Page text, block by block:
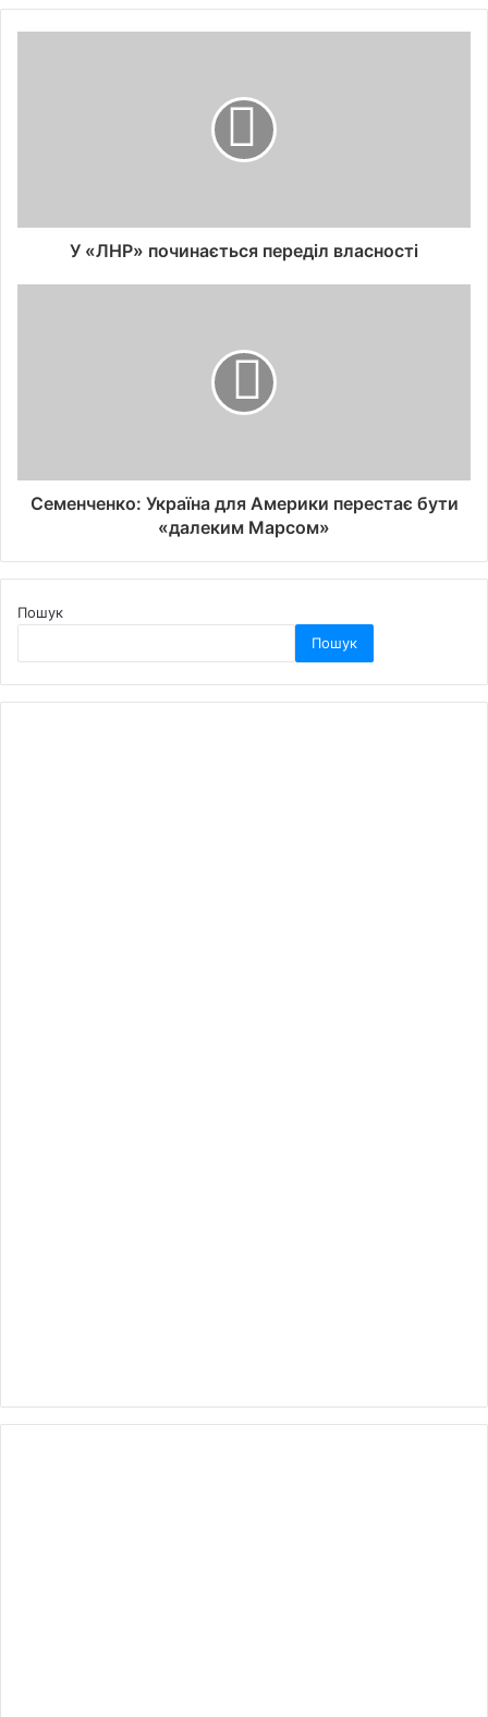
У «ЛНР» починається переділ власності
Семенченко: Україна для Америки перестає бути
«далеким Марсом»
Пошук
Пошук